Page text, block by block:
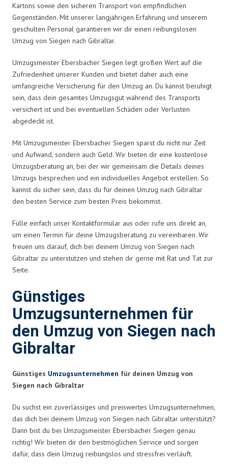
Kartons sowie den sicheren Transport von empfindlichen
Gegenständen. Mit unserer langjährigen Erfahrung und unserem
geschulten Personal garantieren wir dir einen reibungslosen
Umzug von Siegen nach Gibraltar.
Umzugsmeister Ebersbacher Siegen legt großen Wert auf die
Zufriedenheit unserer Kunden und bietet daher auch eine
umfangreiche Versicherung für den Umzug an. Du kannst beruhigt
sein, dass dein gesamtes Umzugsgut während des Transports
versichert ist und bei eventuellen Schäden oder Verlusten
abgedeckt ist.
Mit Umzugsmeister Ebersbacher Siegen sparst du nicht nur Zeit
und Aufwand, sondern auch Geld. Wir bieten dir eine kostenlose
Umzugsberatung an, bei der wir gemeinsam die Details deines
Umzugs besprechen und ein individuelles Angebot erstellen. So
kannst du sicher sein, dass du für deinen Umzug nach Gibraltar
den besten Service zum besten Preis bekommst.
Fülle einfach unser Kontaktformular aus oder rufe uns direkt an,
um einen Termin für deine Umzugsberatung zu vereinbaren. Wir
freuen uns darauf, dich bei deinem Umzug von Siegen nach
Gibraltar zu unterstützen und stehen dir gerne mit Rat und Tat zur
Seite.
Günstiges
Umzugsunternehmen für
den Umzug von Siegen nach
Gibraltar
Günstiges Umzugsunternehmen für deinen Umzug von
Siegen nach Gibraltar
Du suchst ein zuverlässiges und preiswertes Umzugsunternehmen,
das dich bei deinem Umzug von Siegen nach Gibraltar unterstützt?
Dann bist du bei Umzugsmeister Ebersbacher Siegen genau
richtig! Wir bieten dir den bestmöglichen Service und sorgen
dafür, dass dein Umzug reibungslos und stressfrei verläuft.